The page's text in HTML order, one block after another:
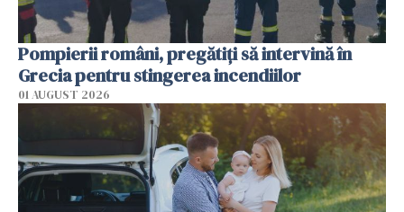
Pompierii români, pregătiţi să intervină în
Grecia pentru stingerea incendiilor
01 AUGUST 2026